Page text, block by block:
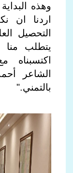
وهذه
اردنا ان
التحصيل
يتطلب
اكتسبناه
الشاعر
بالتمني".